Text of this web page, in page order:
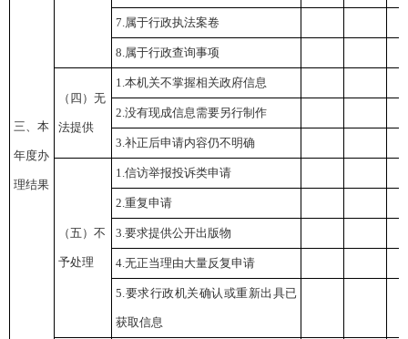
三、本
年度办
理结果
7.属于行政执法案卷
8.属于行政查询事项
（四）无
法提供
1.本机关不掌握相关政府信息
2.没有现成信息需要另行制作
3.补正后申请内容仍不明确
（五）不
予处理
1.信访举报投诉类申请
2.重复申请
3.要求提供公开出版物
4.无正当理由大量反复申请
5.要求行政机关确认或重新出具已
获取信息